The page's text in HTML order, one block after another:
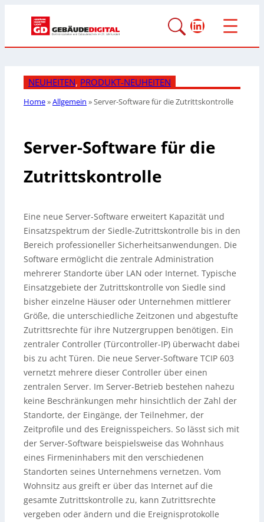
LinkedIn
NEUHEITEN, PRODUKT-NEUHEITEN
Home»Allgemein »Server-Software für die Zutrittskontrolle
Server-Software für die
Zutrittskontrolle
Eine neue Server-Software erweitert Kapazität und
Einsatzspektrum der Siedle-Zutrittskontrolle bis in den
Bereich professioneller Sicherheitsanwendungen. Die
Software ermöglicht die zentrale Administration
mehrerer Standorte über LAN oder Internet. Typische
Einsatzgebiete der Zutrittskontrolle von Siedle sind
bisher einzelne Häuser oder Unternehmen mittlerer
Größe, die unterschiedliche Zeitzonen und abgestufte
Zutrittsrechte für ihre Nutzergruppen benötigen. Ein
zentraler Controller (Türcontroller-IP) überwacht dabei
bis zu acht Türen. Die neue Server-Software TCIP 603
vernetzt mehrere dieser Controller über einen
zentralen Server. Im Server-Betrieb bestehen nahezu
keine Beschränkungen mehr hinsichtlich der Zahl der
Standorte, der Eingänge, der Teilnehmer, der
Zeitprofile und des Ereignisspeichers. So lässt sich mit
der Server-Software beispielsweise das Wohnhaus
eines Firmeninhabers mit den verschiedenen
Standorten seines Unternehmens vernetzen. Vom
Wohnsitz aus greift er über das Internet auf die
gesamte Zutrittskontrolle zu, kann Zutrittsrechte
vergeben oder ändern und die Ereignisprotokolle